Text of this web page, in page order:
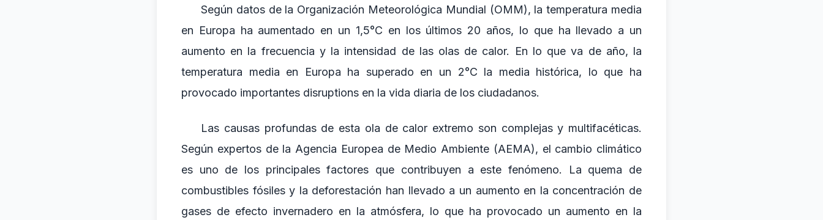
Según datos de la Organización Meteorológica Mundial (OMM), la temperatura media
en Europa ha aumentado en un 1,5°C en los últimos 20 años, lo que ha llevado a un
aumento en la frecuencia y la intensidad de las olas de calor. En lo que va de año, la
temperatura media en Europa ha superado en un 2°C la media histórica, lo que ha
provocado importantes disruptions en la vida diaria de los ciudadanos.
Las causas profundas de esta ola de calor extremo son complejas y multifacéticas.
Según expertos de la Agencia Europea de Medio Ambiente (AEMA), el cambio climático
es uno de los principales factores que contribuyen a este fenómeno. La quema de
combustibles fósiles y la deforestación han llevado a un aumento en la concentración de
gases de efecto invernadero en la atmósfera, lo que ha provocado un aumento en la